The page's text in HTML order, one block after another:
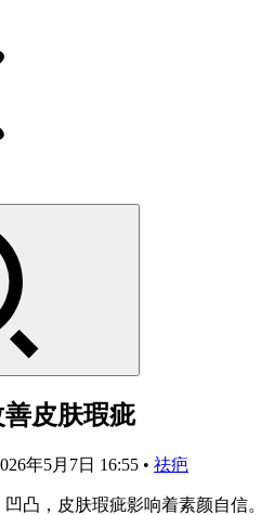
皮肤瑕疵
年5月7日 16:55 • 祛疤
凸，皮肤瑕疵影响着素颜自信。